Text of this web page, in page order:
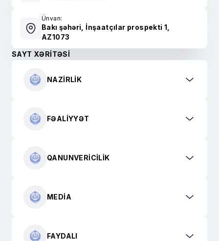
Ünvan:
Bakı şəhəri, İnşaatçılar prospekti 1,
AZ1073
SAYT XƏRİTƏSİ
NAZIRLIK
FƏALIYYƏT
QANUNVERICILIK
MEDIA
FAYDALI